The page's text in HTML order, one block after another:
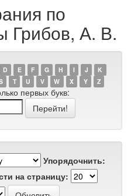
по
Грибов, А. В.
D E F G H I J
K
T U V W X Y Z
первых букв:
Упорядочнить:
на страницу: